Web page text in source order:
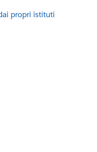
propri istituti